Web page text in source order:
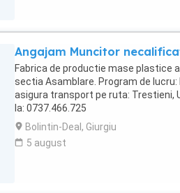
- Bonusuri de performanta; - Spor
in companie; - Zile suplimentare de
munca; - Tichete cadou de
de transport: liniile STB 137, langa
0771.468.218
Angajam Muncitor
Fabrica de productie mase plastice
sectia Asamblare. Program de lucru:
asigura transport pe ruta: Trestieni,
la: 0737.466.725
Bolintin-Deal, Giurgiu
5 august